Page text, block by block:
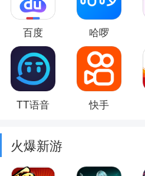
百度 哈啰
TT语音 快手
火爆新游